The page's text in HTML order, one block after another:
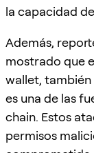
la capacidad
Además,
mostrado que
wallet,
es una de las
chain. Estos
permisos